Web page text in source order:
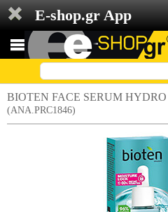
E-shop.gr App
BIOTEN FACE SERUM
(ANA.PRC1846)